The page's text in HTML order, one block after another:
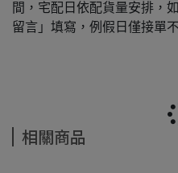
間，宅配日依配貨量安排，
留言」填寫，例假日僅接單
相關商品